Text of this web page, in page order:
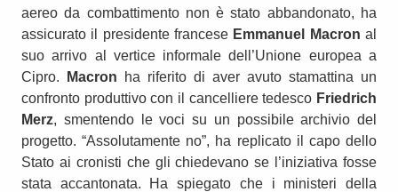
aereo da combattimento non è stato abbandonato, ha
assicurato il presidente francese Emmanuel Macron al
suo arrivo al vertice informale dell’Unione europea a
Cipro.
Macron ha riferito di aver avuto stamattina un
confronto produttivo con il cancelliere tedesco Friedrich
Merz, smentendo le voci su un possibile archivio del
progetto. “Assolutamente no”, ha replicato il capo dello
Stato ai cronisti che gli chiedevano se l’iniziativa fosse
stata accantonata. Ha spiegato che i ministeri della